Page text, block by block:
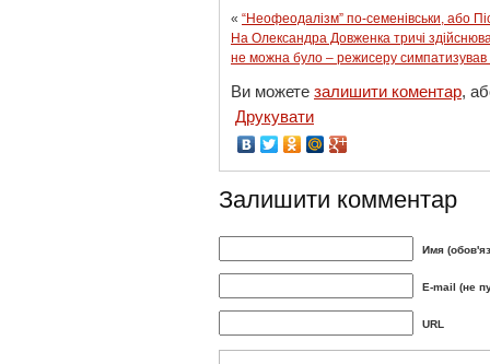
« “Неофеодалізм” по-семенівськи, або
На Олександра Довженка тричі
не можна було – режисеру симпатизував
Ви можете залишити коментар,
Друкувати
Залишити комментар
Имя
E-mail (не
URL